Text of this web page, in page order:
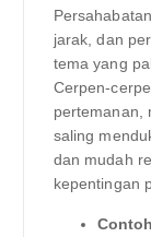
jarak, dan
tema yang
Cerpen-
pertemanan,
saling
dan mudah
kepentingan